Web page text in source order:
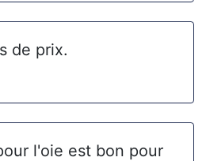
de prix.
l'oie est bon pour